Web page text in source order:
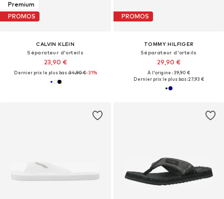
Premium
PROMOS
CALVIN KLEIN
Séparateur d'orteils
23,90 €
Dernier prix le plus bas :34,90 €-31%
PROMOS
TOMMY HILFIGER
Séparateur d'orteils
29,90 €
À l'origine : 39,90 €
Dernier prix le plus bas :27,93 €